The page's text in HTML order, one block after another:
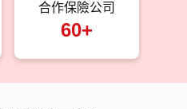
合作保險公司
60+